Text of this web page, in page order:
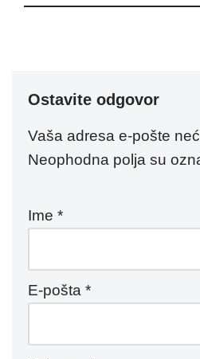
Ostavite odgovor
Vaša adresa e-pošte
Neophodna polja su
Ime *
E-pošta *